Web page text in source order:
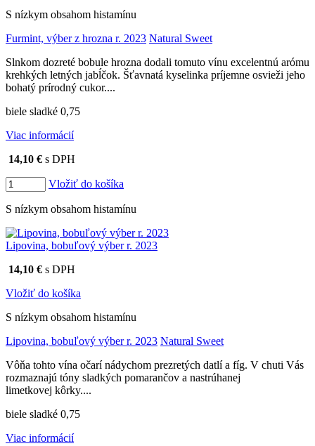
S nízkym obsahom histamínu
Furmint, výber z hrozna r. 2023 Natural Sweet
Slnkom dozreté bobule hrozna dodali tomuto vínu excelentnú arómu
krehkých letných jabĺčok. Šťavnatá kyselinka príjemne osvieži jeho
bohatý prírodný cukor....
biele sladké 0,75
Viac informácií
14,10 € s DPH
Vložiť do košíka
S nízkym obsahom histamínu
Lipovina, bobuľový výber r. 2023
14,10 € s DPH
Vložiť do košíka
S nízkym obsahom histamínu
Lipovina, bobuľový výber r. 2023 Natural Sweet
Vôňa tohto vína očarí nádychom prezretých datlí a fíg. V chuti Vás
rozmaznajú tóny sladkých pomarančov a nastrúhanej
limetkovej kôrky....
biele sladké 0,75
Viac informácií